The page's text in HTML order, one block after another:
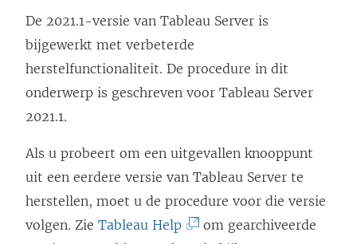
De 2021.1-versie van Tableau Server is
bijgewerkt met verbeterde
herstelfunctionaliteit. De procedure in dit
onderwerp is geschreven voor Tableau Server
2021.1.
Als u probeert om een uitgevallen knooppunt
uit een eerdere versie van Tableau Server te
herstellen, moet u de procedure voor die versie
volgen. Zie Tableau Help(
om gearchiveerde